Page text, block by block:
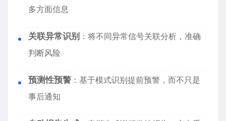
多方面信息
关联异常识别 ：将不同异常信号关联分析，准确
判断风险
预测性预警 ：基于模式识别提前预警，而不只是
事后通知